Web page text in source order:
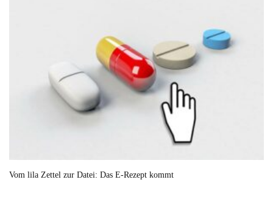
Vom lila Zettel zur Datei: Das E-Rezept kommt